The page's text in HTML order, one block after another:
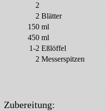
2
2 Blätter
150 ml
450 ml
1-2 Eßlöffel
2 Messerspitzen
Zubereitung: